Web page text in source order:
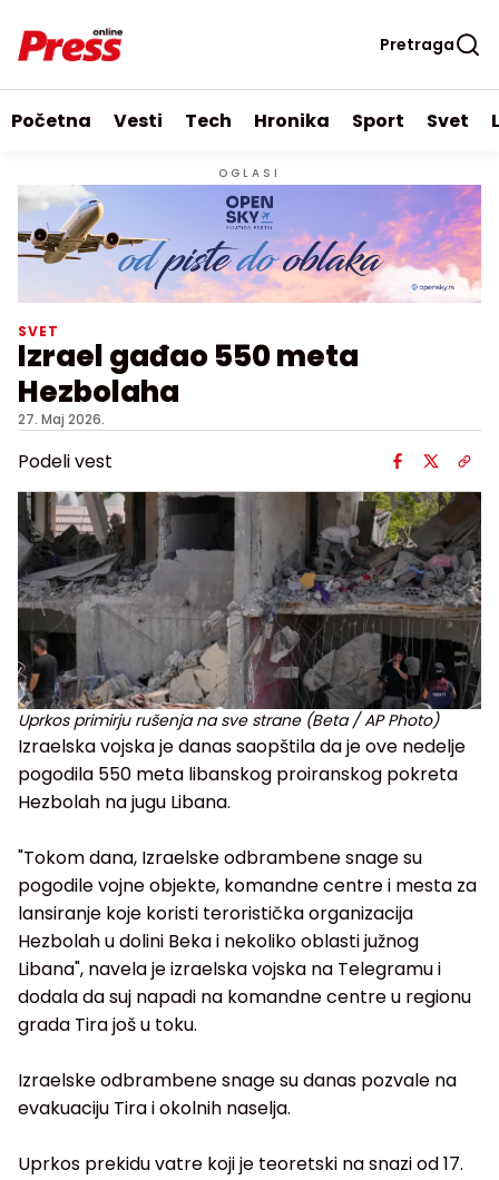
Pretraga
Početna Vesti Tech Hronika Sport Svet
OGLASI
SVET
Izrael gađao 550 meta
Hezbolaha
27. Maj 2026.
Podeli vest
Uprkos primirju rušenja na sve strane (Beta / AP Photo)
Izraelska vojska je danas saopštila da je ove nedelje
pogodila 550 meta libanskog proiranskog pokreta
Hezbolah na jugu Libana.
"Tokom dana, Izraelske odbrambene snage su
pogodile vojne objekte, komandne centre i mesta za
lansiranje koje koristi teroristička organizacija
Hezbolah u dolini Beka i nekoliko oblasti južnog
Libana", navela je izraelska vojska na Telegramu i
dodala da suj napadi na komandne centre u regionu
grada Tira još u toku.
Izraelske odbrambene snage su danas pozvale na
evakuaciju Tira i okolnih naselja.
Uprkos prekidu vatre koji je teoretski na snazi od 17.